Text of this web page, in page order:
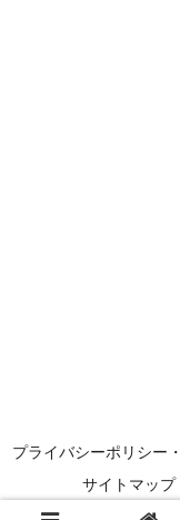
プライバシーポリシー
サイトマップ